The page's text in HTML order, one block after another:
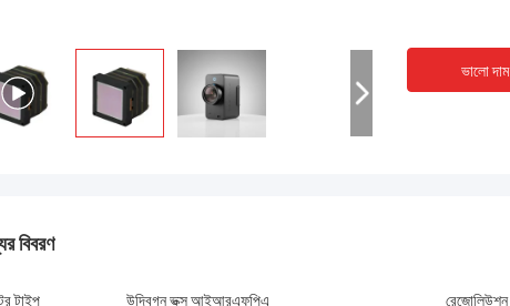
গ্রেগ ব্লেডস
ভালো দাম
বিবরণ
টাইপ উদ্বিগ্ন ভক্স আইআরএফপিএ রেজোলিউশন